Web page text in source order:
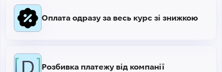
Розбивка платежу від компанії
Оплата одразу за весь курс зі знижкою